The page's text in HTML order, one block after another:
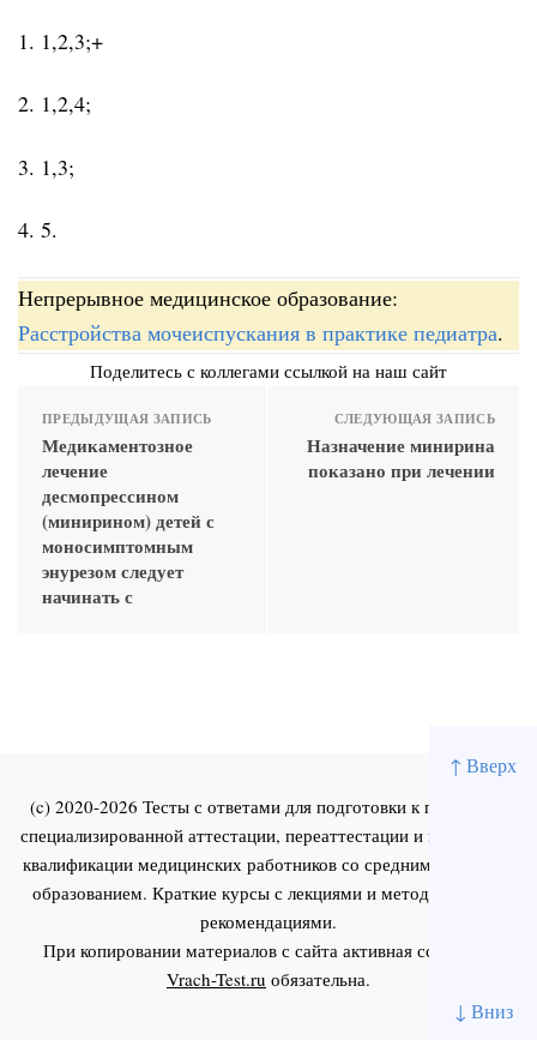
↑ Вверх
↓ Вниз
1. 1,2,3;+
2. 1,2,4;
3. 1,3;
4. 5.
Непрерывное медицинское образование:
Расстройства мочеиспускания в практике педиатра.
Поделитесь с коллегами ссылкой на наш сайт
ПРЕДЫДУЩАЯ ЗАПИСЬ
Медикаментозное
лечение
десмопрессином
(минирином) детей с
моносимптомным
энурезом следует
начинать с
СЛЕДУЮЩАЯ ЗАПИСЬ
Назначение минирина
показано при лечении
(c) 2020-2026 Тесты с ответами для подготовки к первичной
специализированной аттестации, переаттестации и повышения
квалификации медицинских работников со средним и высшим
образованием. Краткие курсы с лекциями и методическими
рекомендациями.
При копировании материалов с сайта активная ссылка на
Vrach-Test.ru обязательна.